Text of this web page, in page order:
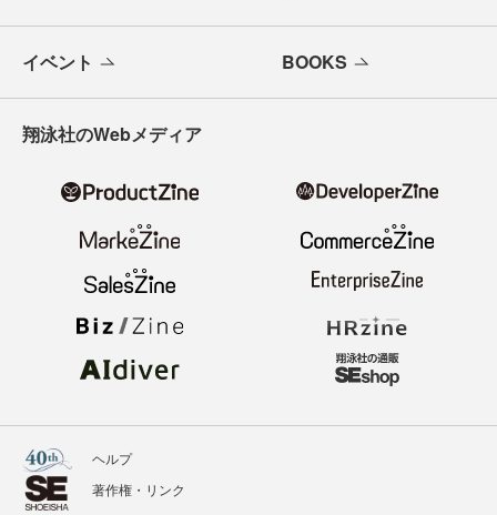
イベント BOOKS
翔泳社のWebメディア
ヘルプ
著作権・リンク